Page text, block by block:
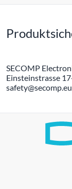
SECOMP
Einsteinstrasse
safety@secomp.eu